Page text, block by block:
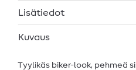
Lisätiedot
Kuvaus
Tyylikäs biker-look, pehmeä